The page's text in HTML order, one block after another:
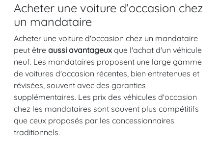
Acheter une voiture d'occasion chez
un mandataire
Acheter une voiture d'occasion chez un mandataire
peut être aussi avantageux que l'achat d'un véhicule
neuf. Les mandataires proposent une large gamme
de voitures d'occasion récentes, bien entretenues et
révisées, souvent avec des garanties
supplémentaires. Les prix des véhicules d'occasion
chez les mandataires sont souvent plus compétitifs
que ceux proposés par les concessionnaires
traditionnels.